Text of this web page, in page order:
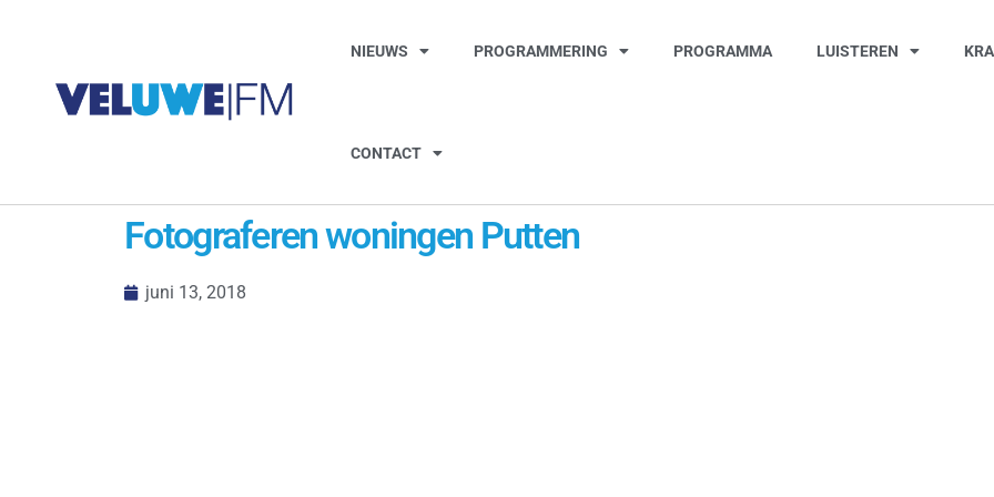
NIEUWS PROGRAMMERING PROGRAMMA LUISTEREN
CONTACT
Fotograferen woningen Putten
juni 13, 2018